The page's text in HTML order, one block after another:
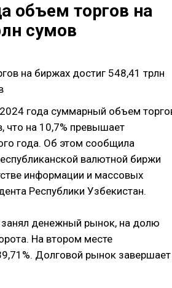
объем торгов на
сумов
года суммарный объем
что на 10,7% превышает
года. Об этом сообщила
валютной биржи
информации и массовых
Республики Узбекистан.
денежный рынок, на долю
На втором месте
Долговой рынок завершает